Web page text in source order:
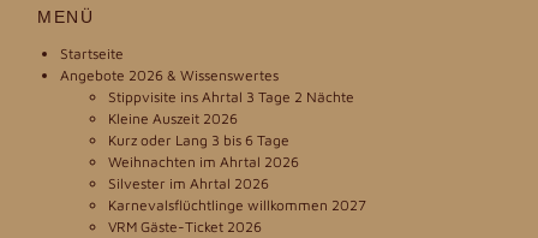
MENÜ
Startseite
Angebote 2026 & Wissenswertes
Stippvisite ins Ahrtal 3 Tage 2 Nächte
Kleine Auszeit 2026
Kurz oder Lang 3 bis 6 Tage
Weihnachten im Ahrtal 2026
Silvester im Ahrtal 2026
Karnevalsflüchtlinge willkommen 2027
VRM Gäste-Ticket 2026